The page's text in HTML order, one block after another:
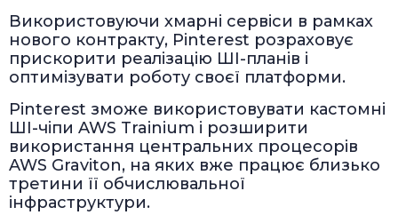
Використовуючи хмарні сервіси в рамках
нового контракту, Pinterest розраховує
прискорити реалізацію ШІ-планів і
оптимізувати роботу своєї платформи.
Pinterest зможе використовувати кастомні
ШІ-чіпи AWS Trainium і розширити
використання центральних процесорів
AWS Graviton, на яких вже працює близько
третини її обчислювальної
інфраструктури.